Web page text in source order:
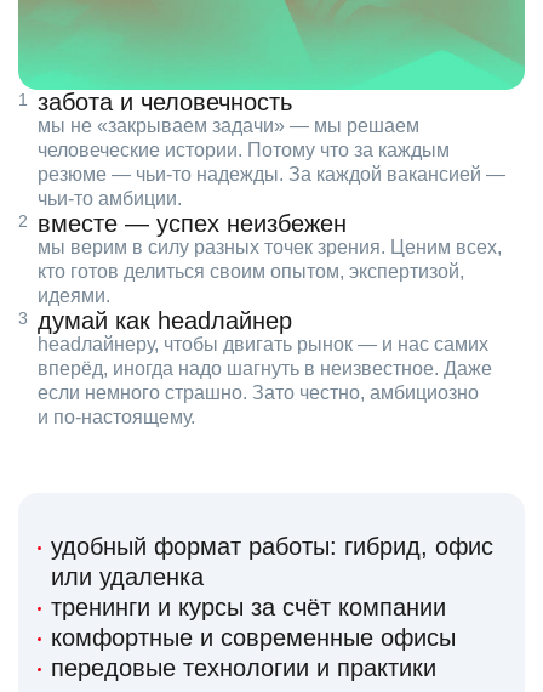
забота и человечность
мы не «закрываем задачи» — мы решаем
человеческие истории. Потому что за каждым
резюме — чьи‑то надежды. За каждой вакансией —
чьи‑то амбиции.
вместе — успех неизбежен
мы верим в силу разных точек зрения. Ценим всех,
кто готов делиться своим опытом, экспертизой,
идеями.
думай как headлайнер
headлайнеру, чтобы двигать рынок — и нас самих
вперёд, иногда надо шагнуть в неизвестное. Даже
если немного страшно. Зато честно, амбициозно
и по‑настоящему.
удобный формат работы: гибрид, офис
или удаленка
тренинги и курсы за счёт компании
комфортные и современные офисы
передовые технологии и практики